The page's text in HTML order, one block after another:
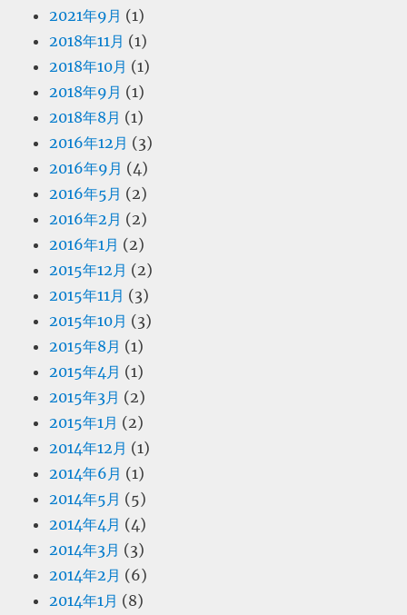
2021年9月 (1)
2018年11月 (1)
2018年10月 (1)
2018年9月 (1)
2018年8月 (1)
2016年12月 (3)
2016年9月 (4)
2016年5月 (2)
2016年2月 (2)
2016年1月 (2)
2015年12月 (2)
2015年11月 (3)
2015年10月 (3)
2015年8月 (1)
2015年4月 (1)
2015年3月 (2)
2015年1月 (2)
2014年12月 (1)
2014年6月 (1)
2014年5月 (5)
2014年4月 (4)
2014年3月 (3)
2014年2月 (6)
2014年1月 (8)